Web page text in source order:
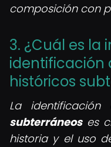
composición con
3. ¿Cuál es
identificación
históricos
La identificación
subterráneoses
historia y el uso